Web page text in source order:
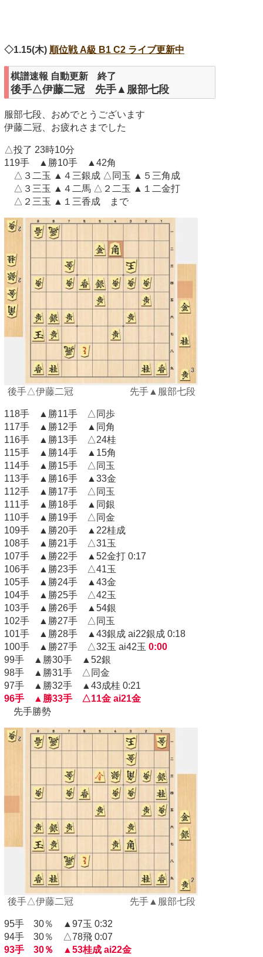
◇1.15(木) 順位戦 A級 B1 C2 ライブ更新中
棋譜速報 自動更新 終了
後手△伊藤二冠 先手▲服部七段
服部七段、おめでとうございます
伊藤二冠、お疲れさまでした
△投了 23時10分
119手 ▲勝10手 ▲42角
△３二玉 ▲４三銀成 △同玉 ▲５三角成
△３三玉 ▲４二馬 △２二玉 ▲１二金打
△２三玉 ▲１三香成 まで
後手△伊藤二冠 先手▲服部七段
118手 ▲勝11手 △同歩
117手 ▲勝12手 ▲同角
116手 ▲勝13手 △24桂
115手 ▲勝14手 ▲15角
114手 ▲勝15手 △同玉
113手 ▲勝16手 ▲33金
112手 ▲勝17手 △同玉
111手 ▲勝18手 ▲同銀
110手 ▲勝19手 △同金
109手 ▲勝20手 ▲22桂成
108手 ▲勝21手 △31玉
107手 ▲勝22手 ▲52金打 0:17
106手 ▲勝23手 △41玉
105手 ▲勝24手 ▲43金
104手 ▲勝25手 △42玉
103手 ▲勝26手 ▲54銀
102手 ▲勝27手 △同玉
101手 ▲勝28手 ▲43銀成 ai22銀成 0:18
100手 ▲勝27手 △32玉 ai42玉 0:00
99手 ▲勝30手 ▲52銀
98手 ▲勝31手 △同金
97手 ▲勝32手 ▲43成桂 0:21
96手 ▲勝33手 △11金 ai21金
先手勝勢
後手△伊藤二冠 先手▲服部七段
95手 30％ ▲97玉 0:32
94手 30％ △78飛 0:07
93手 30％ ▲53桂成 ai22金